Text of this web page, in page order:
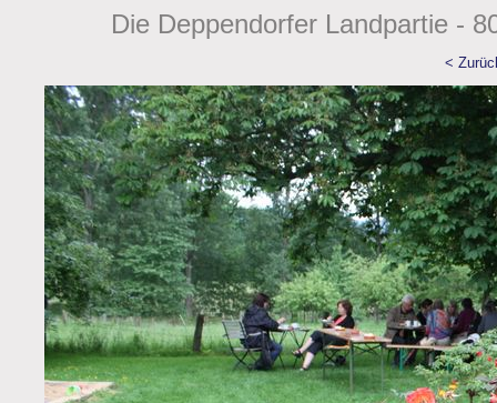
Die Deppendorfer Landpartie -
<